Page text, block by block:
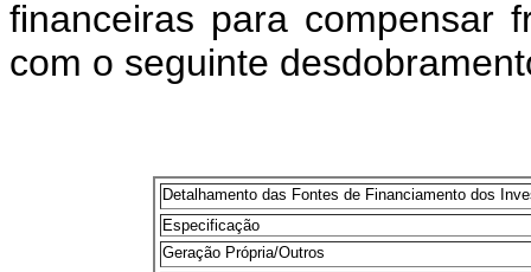
financeiras para compensar
com o seguinte
Detalhamento das Fontes de Financiamento dos
Especificação
Geração Própria/Outros